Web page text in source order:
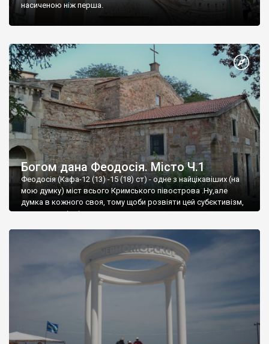
насиченою ніж перша.
Богом дана Феодосія. Місто Ч.1
Феодосія (Кафа-12 (13) -15 (18) ст) - одне з найцікавіших (на
мою думку) міст всього Кримського півострова .Ну,але
думка в кожного своя, тому щоби розвіяти цей субєктивізм,
запрошую відвідати це